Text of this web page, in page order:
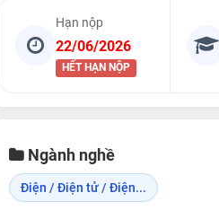
Hạn nộp
22/06/2026
HẾT HẠN NỘP
Ngành nghề
Điện / Điện tử / Điện...